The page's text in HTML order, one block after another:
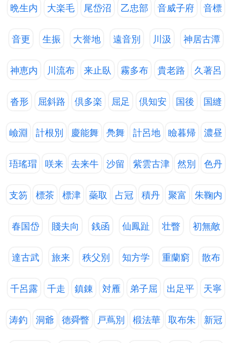
晩生内 大楽毛 尾岱沼 乙忠部 音威子府 音標
音更 生振 大誉地 遠音別 川汲 神居古潭
神恵内 川流布 来止臥 霧多布 貴老路 久著呂
沓形 屈斜路 倶多楽 屈足 倶知安 国後 国縫
嶮淵 計根別 慶能舞 鳧舞 計呂地 瞼暮帰 濃昼
珸瑤瑁 咲来 去来牛 沙留 紫雲古津 然別 色丹
支笏 標茶 標津 蘂取 占冠 積丹 聚富 朱鞠内
春国岱 賤夫向 銭函 仙鳳趾 壮瞥 初無敵
達古武 旅来 秩父別 知方学 重蘭窮 散布
千呂露 千走 鎮錬 対雁 弟子屈 出足平 天寧
涛釣 洞爺 徳舜瞥 戸蔦別 椴法華 取布朱 新冠